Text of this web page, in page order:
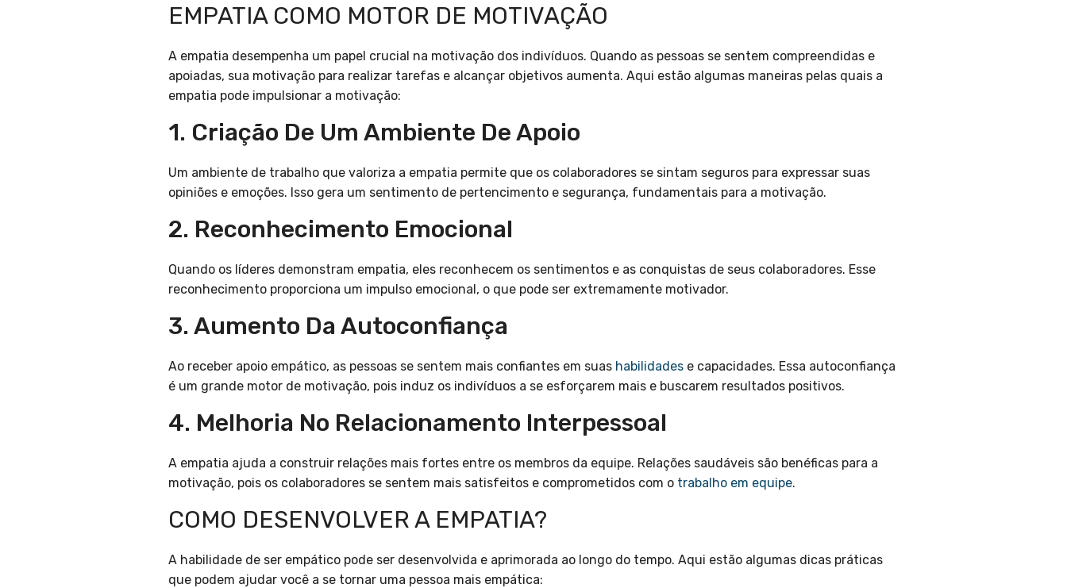
EMPATIA COMO MOTOR DE MOTIVAÇÃO
A empatia desempenha um papel crucial na motivação dos indivíduos. Quando as pessoas se sentem compreendidas e
apoiadas, sua motivação para realizar tarefas e alcançar objetivos aumenta. Aqui estão algumas maneiras pelas quais a
empatia pode impulsionar a motivação:
1. Criação De Um Ambiente De Apoio
Um ambiente de trabalho que valoriza a empatia permite que os colaboradores se sintam seguros para expressar suas
opiniões e emoções. Isso gera um sentimento de pertencimento e segurança, fundamentais para a motivação.
2. Reconhecimento Emocional
Quando os líderes demonstram empatia, eles reconhecem os sentimentos e as conquistas de seus colaboradores. Esse
reconhecimento proporciona um impulso emocional, o que pode ser extremamente motivador.
3. Aumento Da Autoconfiança
Ao receber apoio empático, as pessoas se sentem mais confiantes em suas habilidades e capacidades. Essa autoconfiança
é um grande motor de motivação, pois induz os indivíduos a se esforçarem mais e buscarem resultados positivos.
4. Melhoria No Relacionamento Interpessoal
A empatia ajuda a construir relações mais fortes entre os membros da equipe. Relações saudáveis são benéficas para a
motivação, pois os colaboradores se sentem mais satisfeitos e comprometidos com o trabalho em equipe.
COMO DESENVOLVER A EMPATIA?
A habilidade de ser empático pode ser desenvolvida e aprimorada ao longo do tempo. Aqui estão algumas dicas práticas
que podem ajudar você a se tornar uma pessoa mais empática: